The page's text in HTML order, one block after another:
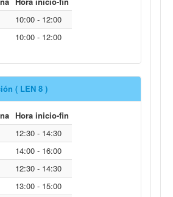
10:00 - 12:00
10:00 - 12:00
( LEN 8 )
Hora inicio-fin
12:30 - 14:30
14:00 - 16:00
12:30 - 14:30
13:00 - 15:00